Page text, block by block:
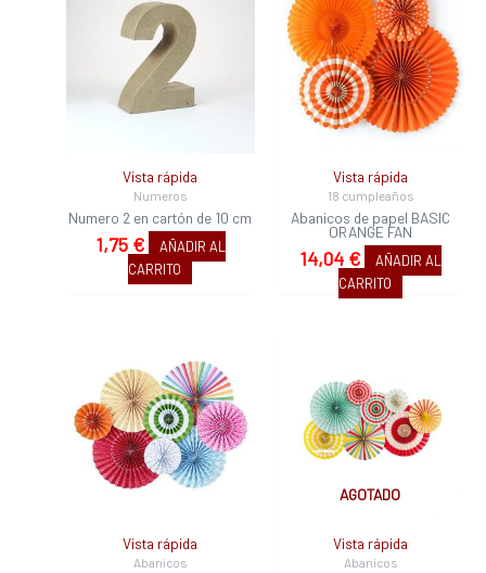
Vista rápida
Numeros
Numero 2 en cartón de 10 cm
1,75 €
AÑADIR AL
CARRITO
Vista rápida
18 cumpleaños
Abanicos de papel BASIC
ORANGE FAN
14,04 €
AÑADIR AL
CARRITO
Vista rápida
Abanicos
AGOTADO
Vista rápida
Abanicos